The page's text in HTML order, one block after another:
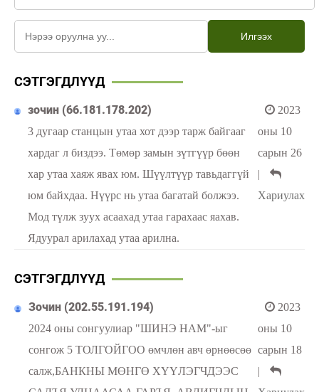
Илгээх
СЭТГЭГДЛҮҮД
зочин (66.181.178.202)
3 дугаар станцын утаа хот дээр тарж байгааг
хардаг л биздээ. Төмөр замын зүтгүүр бөөн
хар утаа хаяж явах юм. Шүүлтүүр тавьдаггүй
юм байхдаа. Нүүрс нь утаа багатай болжээ.
Мод түлж зуух асаахад утаа гарахаас яахав.
Ядуурал арилахад утаа арилна.
2023
оны 10
сарын 26
|
Хариулах
СЭТГЭГДЛҮҮД
Зочин (202.55.191.194)
2024 оны сонгуулиар "ШИНЭ НАМ"-ыг
сонгож 5 ТОЛГОЙГОО өмчлөн авч өрнөөсөө
салж,БАНКНЫ МӨНГӨ ХҮҮЛЭГЧДЭЭС
2023
оны 10
сарын 18
|